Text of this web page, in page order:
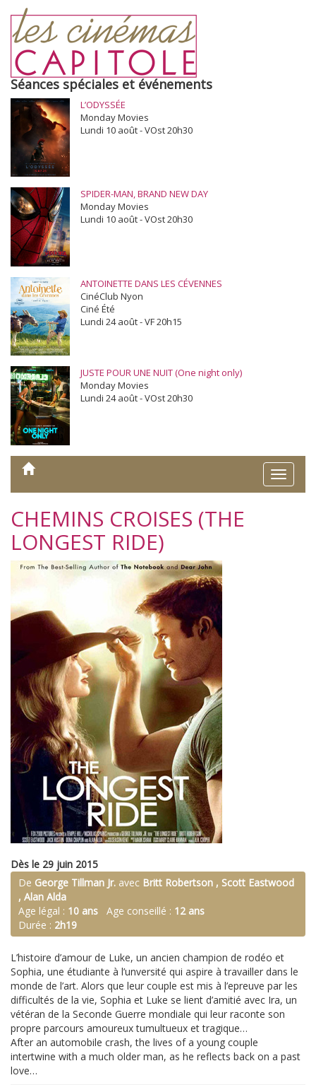
Séances spéciales et événements
L’ODYSSÉE
Monday Movies
Lundi 10 août - VOst 20h30
SPIDER-MAN, BRAND NEW DAY
Monday Movies
Lundi 10 août - VOst 20h30
ANTOINETTE DANS LES CÉVENNES
CinéClub Nyon
Ciné Été
Lundi 24 août - VF 20h15
JUSTE POUR UNE NUIT (One night only)
Monday Movies
Lundi 24 août - VOst 20h30
Toggle
CHEMINS CROISES (THE
LONGEST RIDE)
Dès le 29 juin 2015
De George Tillman Jr. avec Britt Robertson , Scott Eastwood
, Alan Alda
Age légal : 10 ans Age conseillé : 12 ans
Durée : 2h19
L’histoire d’amour de Luke, un ancien champion de rodéo et
Sophia, une étudiante à l’unversité qui aspire à travailler dans le
monde de l’art. Alors que leur couple est mis à l’epreuve par les
difficultés de la vie, Sophia et Luke se lient d’amitié avec Ira, un
vétéran de la Seconde Guerre mondiale qui leur raconte son
propre parcours amoureux tumultueux et tragique…
After an automobile crash, the lives of a young couple
intertwine with a much older man, as he reflects back on a past
love…